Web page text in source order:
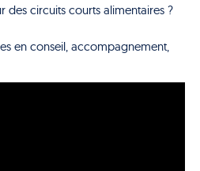
des circuits courts alimentaires ?
en conseil, accompagnement,